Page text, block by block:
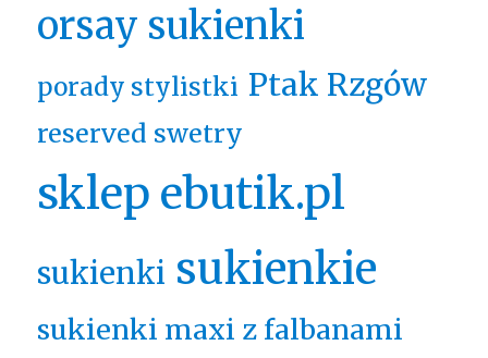
orsay sukienki
porady stylistki Ptak Rzgów
reserved swetry
sklep ebutik.pl
sukienki sukienkie
sukienki maxi z falbanami